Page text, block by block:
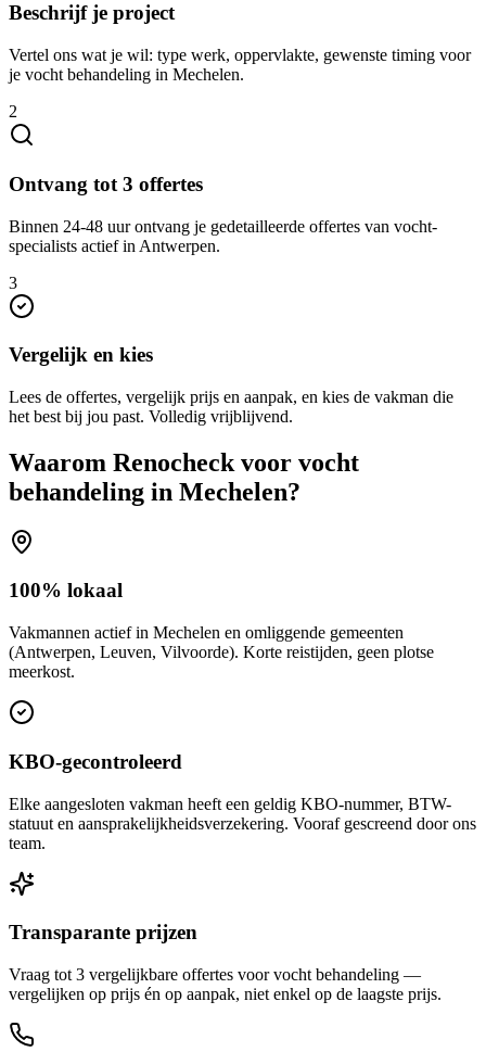
Beschrijf je project
Vertel ons wat je wil: type werk, oppervlakte, gewenste timing voor
je vocht behandeling in Mechelen.
2
Ontvang tot 3 offertes
Binnen 24-48 uur ontvang je gedetailleerde offertes van vocht-
specialists actief in Antwerpen.
3
Vergelijk en kies
Lees de offertes, vergelijk prijs en aanpak, en kies de vakman die
het best bij jou past. Volledig vrijblijvend.
Waarom Renocheck voor vocht
behandeling in Mechelen?
100% lokaal
Vakmannen actief in Mechelen en omliggende gemeenten
(Antwerpen, Leuven, Vilvoorde). Korte reistijden, geen plotse
meerkost.
KBO-gecontroleerd
Elke aangesloten vakman heeft een geldig KBO-nummer, BTW-
statuut en aansprakelijkheidsverzekering. Vooraf gescreend door ons
team.
Transparante prijzen
Vraag tot 3 vergelijkbare offertes voor vocht behandeling —
vergelijken op prijs én op aanpak, niet enkel op de laagste prijs.